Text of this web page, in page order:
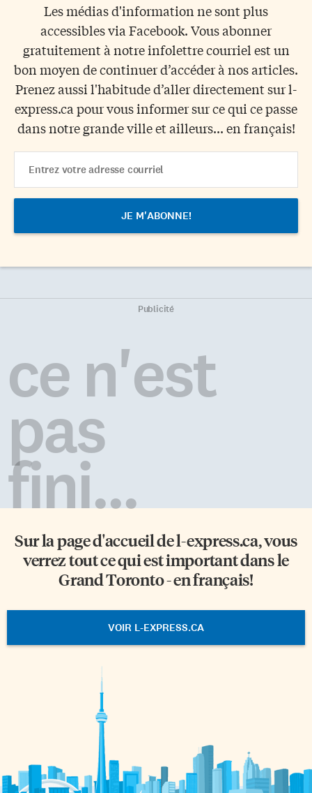
Les médias d'information ne sont plus
accessibles via Facebook. Vous abonner
gratuitement à notre infolettre courriel est un
bon moyen de continuer d’accéder à nos articles.
Prenez aussi l'habitude d’aller directement sur l-
express.ca pour vous informer sur ce qui ce passe
dans notre grande ville et ailleurs... en français!
Address
Publicité
ce n'est
pas
fini...
Sur la page d'accueil del-express.ca, vous
verrez tout ce qui est important dans le
Grand Toronto - en français!
VOIR L-EXPRESS.CA